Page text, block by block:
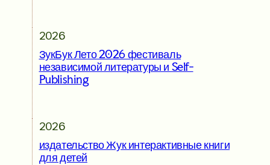
2026
ЗукБук Лето 2026 фестиваль
независимой литературы и Self-
Publishing
2026
издательство Жук интерактивные книги
для детей